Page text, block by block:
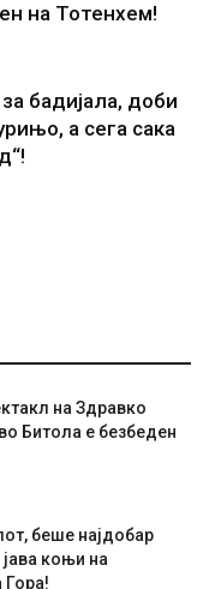
на Тотенхем!
бадијала, доби
а сега сака
на Здравко
Битола е безбеден
беше најдобар
јава коњи на